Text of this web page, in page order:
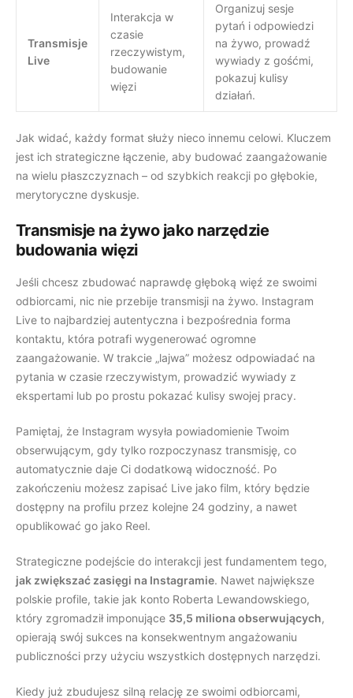
Transmisje
Live
Interakcja w
czasie
rzeczywistym,
budowanie
więzi
Organizuj sesje
pytań i odpowiedzi
na żywo, prowadź
wywiady z gośćmi,
pokazuj kulisy
działań.
Jak widać, każdy format służy nieco innemu celowi. Kluczem
jest ich strategiczne łączenie, aby budować zaangażowanie
na wielu płaszczyznach – od szybkich reakcji po głębokie,
merytoryczne dyskusje.
Transmisje na żywo jako narzędzie
budowania więzi
Jeśli chcesz zbudować naprawdę głęboką więź ze swoimi
odbiorcami, nic nie przebije transmisji na żywo. Instagram
Live to najbardziej autentyczna i bezpośrednia forma
kontaktu, która potrafi wygenerować ogromne
zaangażowanie. W trakcie „lajwa” możesz odpowiadać na
pytania w czasie rzeczywistym, prowadzić wywiady z
ekspertami lub po prostu pokazać kulisy swojej pracy.
Pamiętaj, że Instagram wysyła powiadomienie Twoim
obserwującym, gdy tylko rozpoczynasz transmisję, co
automatycznie daje Ci dodatkową widoczność. Po
zakończeniu możesz zapisać Live jako film, który będzie
dostępny na profilu przez kolejne 24 godziny, a nawet
opublikować go jako Reel.
Strategiczne podejście do interakcji jest fundamentem tego,
jak zwiększać zasięgi na Instagramie. Nawet największe
polskie profile, takie jak konto Roberta Lewandowskiego,
który zgromadził imponujące 35,5 miliona obserwujących,
opierają swój sukces na konsekwentnym angażowaniu
publiczności przy użyciu wszystkich dostępnych narzędzi.
Kiedy już zbudujesz silną relację ze swoimi odbiorcami,